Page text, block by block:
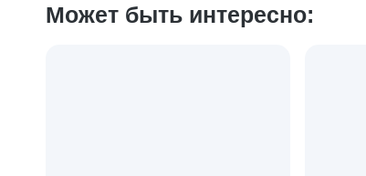
Может быть интересно: